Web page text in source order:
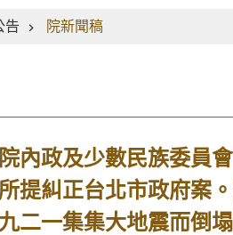
告 院新聞稿
政及少數民族委員會
提糾正台北市政府案
二一集集大地震而倒